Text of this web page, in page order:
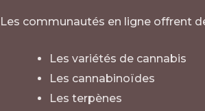
Les communautés en ligne offrent
Les variétés de cannabis
Les cannabinoïdes
Les terpènes